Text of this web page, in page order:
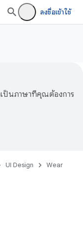
ลงชื่อเข้าใช้
ป็นภาษาที่คุณต้องการ
UI Design
Wear